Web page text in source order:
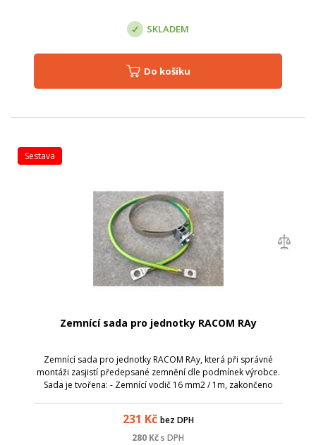
SKLADEM
Do košíku
Zemnící sada pro jednotky RACOM RAy
Zemnící sada pro jednotky RACOM RAy, která při správné
montáži zasjistí předepsané zemnění dle podmínek výrobce.
Sada je tvořena: - Zemnící vodič 16 mm2 / 1m, zakončeno
231 Kč bez DPH
280 Kčs DPH
sestava